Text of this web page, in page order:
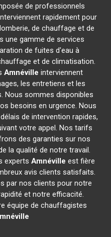
de professionnels
rapidement pour
de chauffage et de
une gamme de services
de fuites d'eau à
et de climatisation.
Amnéville interviennent
les entretiens et les
Nous sommes disponibles
besoins en urgence. Nous
de intervention rapides,
votre appel. Nos tarifs
des garanties sur nos
la qualité de notre travail.
experts Amnéville est fière
avis clients satisfaits.
par nos clients pour notre
et notre efficacité.
équipe de chauffagistes